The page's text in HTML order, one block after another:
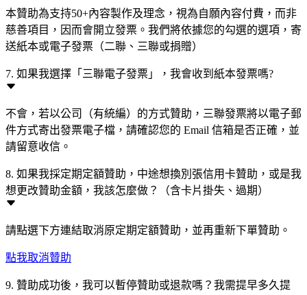
本贊助為支持50+內容製作及理念，視為自願內容付費，而非
慈善項目，因而會開立發票。我們將依據您的勾選的選項，寄
送紙本或電子發票（二聯、三聯或捐贈）
7. 如果我選擇「三聯電子發票」，我會收到紙本發票嗎?
不會，若以公司（有統編）的方式贊助，三聯發票將以電子郵
件方式寄出發票電子檔，請確認您的 Email 信箱是否正確，並
請留意收信。
8. 如果我採定期定額贊助，中途想換別張信用卡贊助，或是我
想更改贊助金額，我該怎麼做？（含卡片掛失、過期）
請點選下方連結取消原定期定額贊助，並再重新下單贊助。
點我取消贊助
9. 贊助成功後，我可以暫停贊助或退款嗎？我需提早多久提